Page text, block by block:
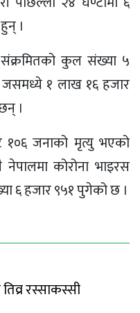
।
संक्रमितको कुल संख्या ५
१ लाख १६ हजार
।
१०६ जनाको मृत्यु भएको
कोरोना भाइरस
६ हजार ९५१ पुगेको छ ।
रस्साकस्सी